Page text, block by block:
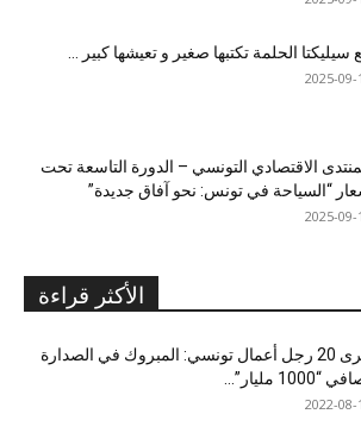
سيليكتا الحلمة تكتبها صغير و تعيشها كبير …
2025-09-
الاقتصادي التونسي – الدورة التاسعة تحت
“السياحة في تونس: نحو آفاق جديدة”
2025-09-
الأكثر قراءة
أثرى 20 رجل أعمال تونسي: المبروك في الصدارة
“1000 مليار”...
2022-08-